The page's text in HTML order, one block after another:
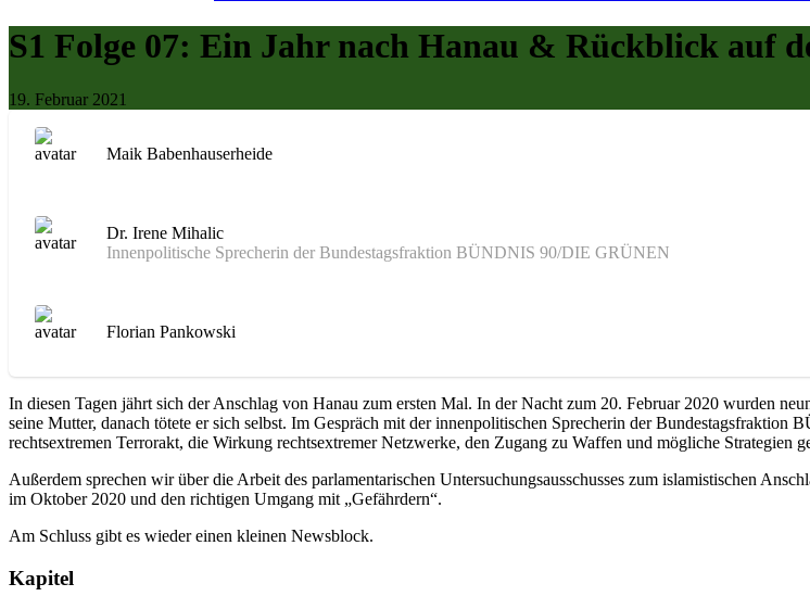
S1 Folge 07: Ein Jahr nach Hanau & Rückblick auf
19. Februar 2021
Maik Babenhauserheide
Dr. Irene Mihalic
Innenpolitische Sprecherin der Bundestagsfraktion BÜNDNIS 90/DIE GRÜNEN
Florian Pankowski
In diesen Tagen jährt sich der Anschlag von Hanau zum ersten Mal. In der Nacht zum 20. Februar 2020 wurden
seine Mutter, danach tötete er sich selbst. Im Gespräch mit der innenpolitischen Sprecherin der
rechtsextremen Terrorakt, die Wirkung rechtsextremer Netzwerke, den Zugang zu Waffen und mögliche Strategien
Außerdem sprechen wir über die Arbeit des parlamentarischen Untersuchungsausschusses zum islamistischen
im Oktober 2020 und den richtigen Umgang mit „Gefährdern“.
Am Schluss gibt es wieder einen kleinen Newsblock.
Kapitel